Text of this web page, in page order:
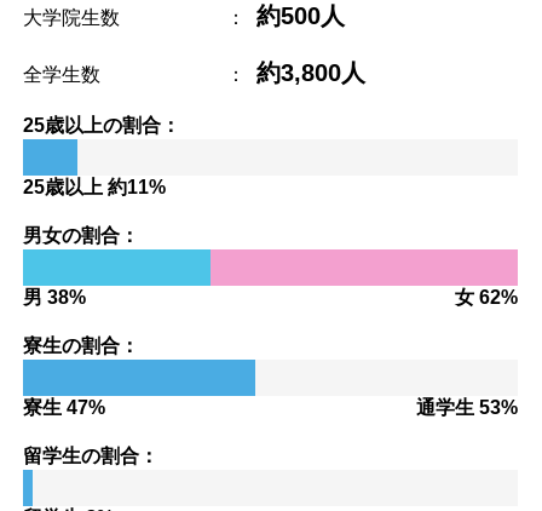
大学院生数 ： 約500人
全学生数 ： 約3,800人
25歳以上の割合：
25歳以上 約11%
男女の割合：
男 38% 女 62%
寮生の割合：
寮生 47% 通学生 53%
留学生の割合：